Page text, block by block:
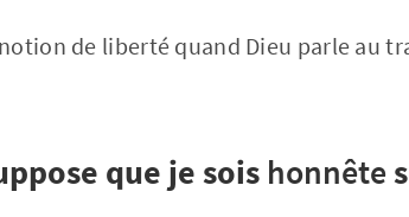
de liberté quand Dieu parle au
que je sois honnête